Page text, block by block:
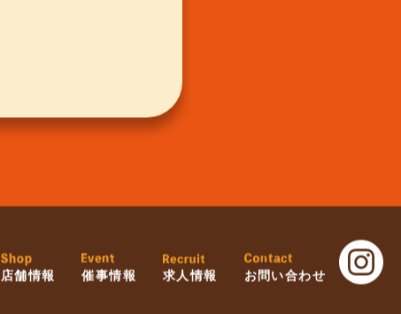
店舗情報 催事情報 求人情報 お問い合わせ